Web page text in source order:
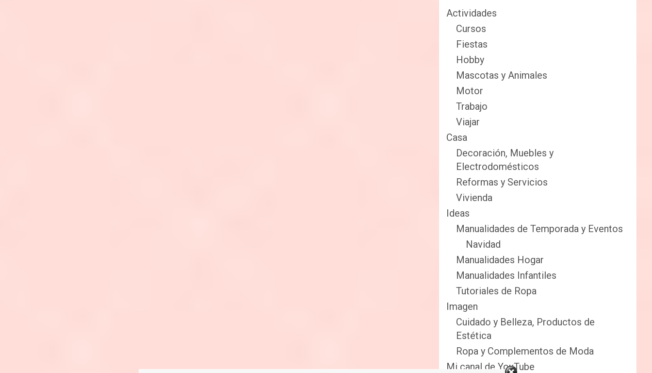
Actividades
Cursos
Fiestas
Hobby
Mascotas y Animales
Motor
Trabajo
Viajar
Casa
Decoración, Muebles y
Electrodomésticos
Reformas y Servicios
Vivienda
Ideas
Manualidades de Temporada y Eventos
Navidad
Manualidades Hogar
Manualidades Infantiles
Tutoriales de Ropa
Imagen
Cuidado y Belleza, Productos de
Estética
Ropa y Complementos de Moda
Mi canal de YouTube